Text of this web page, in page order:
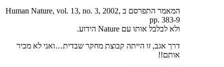
המאמר התפרסם ב Human Nature, vol. 13, no. 3, 2002,
pp. 383-9
ולא לבלבל אותו עם Nature הידוע.
דרך אגב, זו הייתה קבוצת מחקר שבדית…ואני לא מכיר
אותם!!